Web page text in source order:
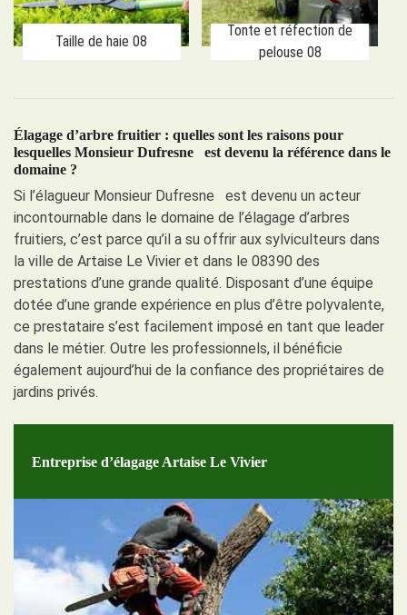
Taille de haie 08
Tonte et réfection de
pelouse 08
Élagage d’arbre fruitier : quelles sont les raisons pour
lesquelles Monsieur Dufresne est devenu la référence dans le
domaine ?
Si l’élagueur Monsieur Dufresne est devenu un acteur
incontournable dans le domaine de l’élagage d’arbres
fruitiers, c’est parce qu’il a su offrir aux sylviculteurs dans
la ville de Artaise Le Vivier et dans le 08390 des
prestations d’une grande qualité. Disposant d’une équipe
dotée d’une grande expérience en plus d’être polyvalente,
ce prestataire s’est facilement imposé en tant que leader
dans le métier. Outre les professionnels, il bénéficie
également aujourd’hui de la confiance des propriétaires de
jardins privés.
Entreprise d’élagage Artaise Le Vivier